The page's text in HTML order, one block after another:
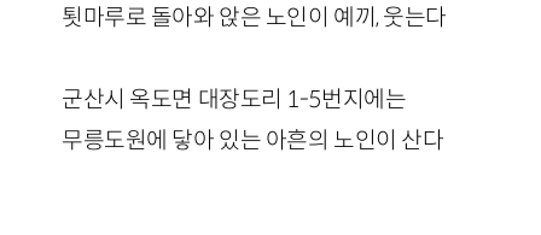
툇마루로 돌아와 앉은 노인이 예끼, 웃는다
군산시 옥도면 대장도리 1-5번지에는
무릉도원에 닿아 있는 아흔의 노인이 산다